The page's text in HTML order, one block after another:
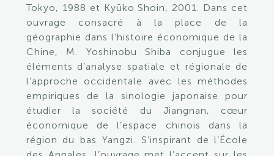
Tokyo, 1988 et Kyūko Shoin, 2001. Dans cet
ouvrage consacré à la place de la
géographie dans l’histoire économique de la
Chine, M. Yoshinobu Shiba conjugue les
éléments d’analyse spatiale et régionale de
l’approche occidentale avec les méthodes
empiriques de la sinologie japonaise pour
étudier la société du Jiangnan, cœur
économique de l’espace chinois dans la
région du bas Yangzi. S’inspirant de l’École